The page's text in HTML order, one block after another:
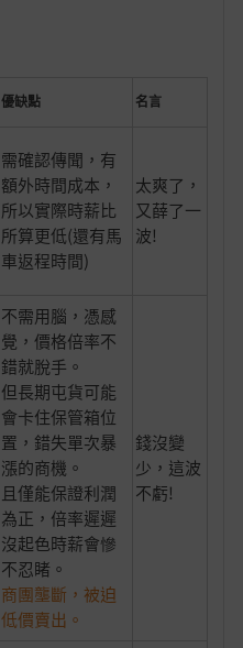
優缺點 名言
需確認傳聞，有
額外時間成本，
所以實際時薪比
所算更低(還有馬
車返程時間)
太爽了，
又薛了一
波!
不需用腦，憑感
覺，價格倍率不
錯就脫手。
但長期屯貨可能
會卡住保管箱位
置，錯失單次暴
漲的商機。
且僅能保證利潤
為正，倍率遲遲
沒起色時薪會慘
不忍睹。
商團壟斷，被迫
低價賣出。
錢沒變
少，這波
不虧!